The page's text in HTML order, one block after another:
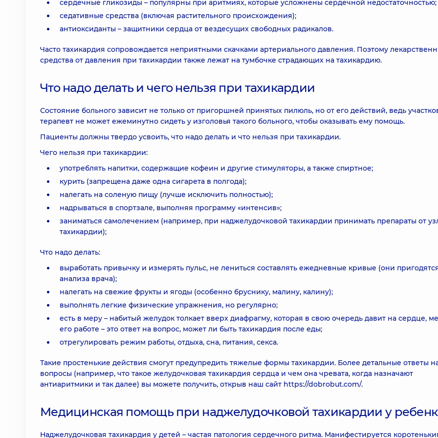
сердечные гликозиды – популярны при аритмиях, которые усложнены сердечной недостаточностью;
седативные средства (включая растительного происхождения);
антиоксиданты – защитники сердца от вездесущих свободных радикалов.
Часто тахикардия сопровождается неприятными скачками артериального давления. Поэтому
средства от давления при тахикардии также лежат на тумбочке страдающих на тахикардию.
Что надо делать и чего нельзя при тахикардии
Состояние больного зависит не только от пригоршней принятых пилюль, но от его действий, ведь
терапевт не может ежеминутно сидеть у изголовья такого больного, чтобы оказывать ему помощь.
Пациенты должны твердо усвоить, что надо делать и что нельзя при тахикардии.
Чего нельзя при тахикардии:
употреблять напитки, содержащие кофеин и другие стимуляторы, а также спиртное;
курить (запрещена даже одна сигарета в полгода);
налегать на соленую пищу (лучше исключить полностью);
надрываться в спортзале, выполняя программу «интенсив»;
заниматься самолечением (например, при наджелудочковой тахикардии принимать препараты от
тахикардии);
Что надо делать:
выработать привычку и измерять пульс, не лениться составлять ежедневные кривые (они
анализа врача);
налегать на свежие фрукты и ягоды (особенно бруснику, малину, калину);
выполнять легкие физические упражнения, но регулярно;
есть в меру – набитый желудок толкает вверх диафрагму, которая в свою очередь давит на сердце,
его работе – это ответ на вопрос, может ли быть тахикардия после еды;
отрегулировать режим работы, отдыха, сна, питания, секса.
Такие простенькие действия смогут предупредить тяжелые формы тахикардии. Более детальные ответы
вопросы (например, что такое желудочковая тахикардия сердца и чем она чревата, когда назначают
антиаритмики и так далее) вы можете получить, открыв наш сайт https://dobrobut.com/.
Медицинская помощь при наджелудочковой тахикардии у
Наджелудочковая тахикардия у детей – частая патология сердечного ритма. Манифестируется